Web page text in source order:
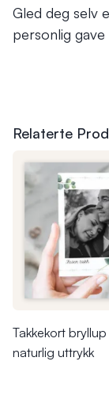
Gled deg selv
personlig
Relaterte
Takkekort bryllup
naturlig uttrykk